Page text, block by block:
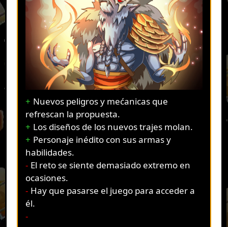
Nuevos peligros y mećanicas que
refrescan la propuesta.
Los diseños de los nuevos trajes molan.
Personaje inédito con sus armas y
habilidades.
El reto se siente demasiado extremo en
ocasiones.
Hay que pasarse el juego para acceder a
él.